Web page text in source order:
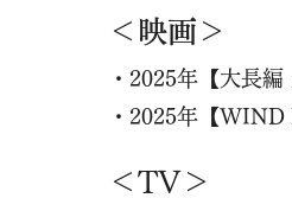
＜映画＞
・2025年【大長
・2025年【WIND
＜TV＞